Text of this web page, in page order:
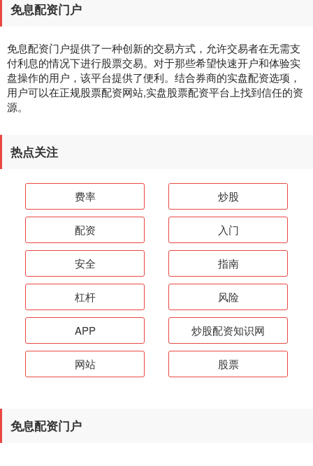
免息配资门户
免息配资门户提供了一种创新的交易方式，允许交易者在无需支
付利息的情况下进行股票交易。对于那些希望快速开户和体验实
盘操作的用户，该平台提供了便利。结合券商的实盘配资选项，
用户可以在正规股票配资网站,实盘股票配资平台上找到信任的资
源。
热点关注
费率 炒股
配资 入门
安全 指南
杠杆 风险
APP 炒股配资知识网
网站 股票
免息配资门户